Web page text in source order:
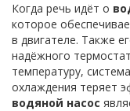
Когда речь идёт о
которое
в двигателе. Также
надёжного
температуру,
охлаждения теряет
водяной насос